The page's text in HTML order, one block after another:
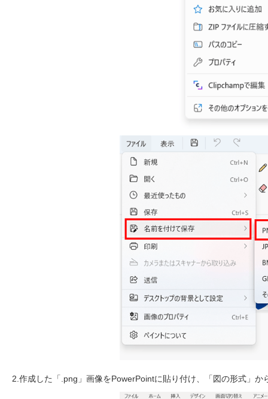
2.作成した「.png」画像をPowerPointに貼り付け、「図の形式」